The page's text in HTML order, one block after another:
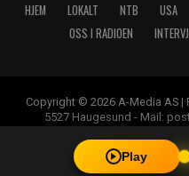
HJEM LOKALT NTB USA
OSS I RADIOEN
Copyright © 2026 A-Media AS |
5527 Haugesund - Mail:
Play